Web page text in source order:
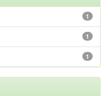
1
1
1